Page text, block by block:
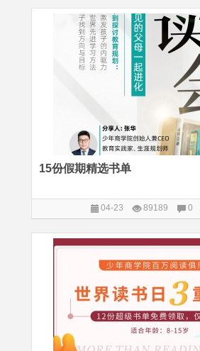
15份假期精选书单
04-23 89189 0